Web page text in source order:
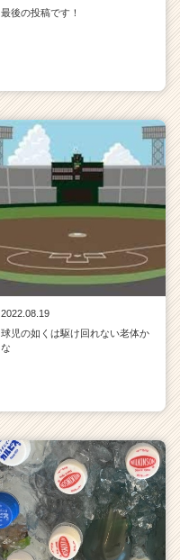
最後の投稿です！
2022.08.19
球児の如くは駆け回れない老体か
な